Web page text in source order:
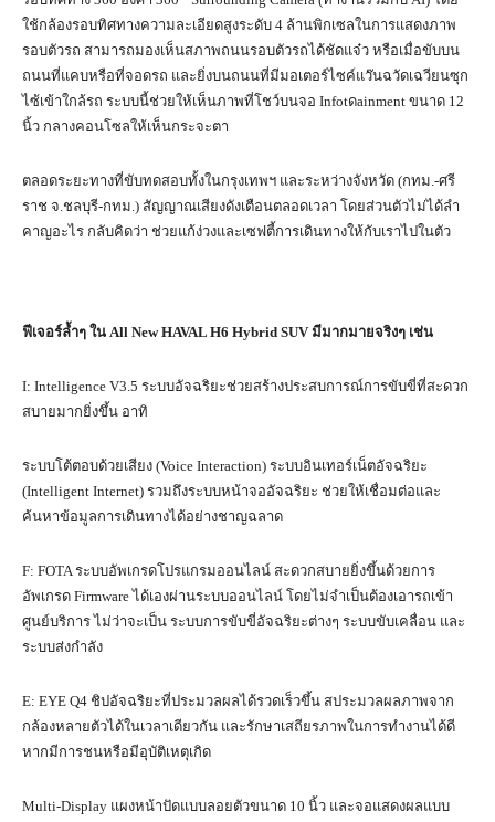
ใช้กล้องรอบทิศทางความละเอียดสูงระดับ 4 ล้านพิกเซลในการแสดงภาพ
รอบตัวรถ สามารถมองเห็นสภาพถนนรอบตัวรถได้ชัดแจ๋ว หรือเมื่อขับบน
ถนนที่แคบหรือที่จอดรถ และยิ่งบนถนนที่มีมอเตอร์ไซค์แว๊นฉวัดเฉวียนซุก
ไซ้เข้าใกล้รถ ระบบนี้ช่วยให้เห็นภาพที่โชว์บนจอ Infotดainment ขนาด 12
นิ้ว กลางคอนโซลให้เห็นกระจะตา
ตลอดระยะทางที่ขับทดสอบทั้งในกรุงเทพฯ และระหว่างจังหวัด (กทม.-ศรี
ราช จ.ชลบุรี-กทม.) สัญญาณเสียงดังเตือนตลอดเวลา โดยส่วนตัวไม่ได้ลำ
คาญอะไร กลับคิดว่า ช่วยแก้ง่วงและเซฟตี้การเดินทางให้กับเราไปในตัว
ฟีเจอร์ล้ำๆ ใน All New HAVAL H6 Hybrid SUV มีมากมายจริงๆ เช่น
I: Intelligence V3.5 ระบบอัจฉริยะช่วยสร้างประสบการณ์การขับขี่ที่สะดวก
สบายมากยิ่งขึ้น อาทิ
ระบบโต้ตอบด้วยเสียง (Voice Interaction) ระบบอินเทอร์เน็ตอัจฉริยะ
(Intelligent Internet) รวมถึงระบบหน้าจออัจฉริยะ ช่วยให้เชื่อมต่อและ
ค้นหาข้อมูลการเดินทางได้อย่างชาญฉลาด
F: FOTA ระบบอัพเกรดโปรแกรมออนไลน์ สะดวกสบายยิ่งขึ้นด้วยการ
อัพเกรด Firmware ได้เองผ่านระบบออนไลน์ โดยไม่จำเป็นต้องเอารถเข้า
ศูนย์บริการ ไม่ว่าจะเป็น ระบบการขับขี่อัจฉริยะต่างๆ ระบบขับเคลื่อน และ
ระบบส่งกำลัง
E: EYE Q4 ชิปอัจฉริยะที่ประมวลผลได้รวดเร็วขึ้น สประมวลผลภาพจาก
กล้องหลายตัวได้ในเวลาเดียวกัน และรักษาเสถียรภาพในการทำงานได้ดี
หากมีการชนหรือมีอุบัติเหตุเกิด
Multi-Display แผงหน้าปัดแบบลอยตัวขนาด 10 นิ้ว และจอแสดงผลแบบ